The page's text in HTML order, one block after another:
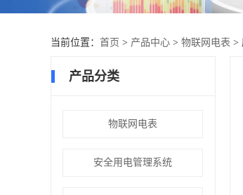
当前位置： 首页 > 产品中心 > 物联网电表 >
产品分类
物联网电表
安全用电管理系统